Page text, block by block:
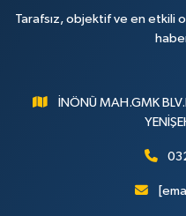
Tarafsız, objektif ve en etkili
İNÖNÜ MAH.GMK